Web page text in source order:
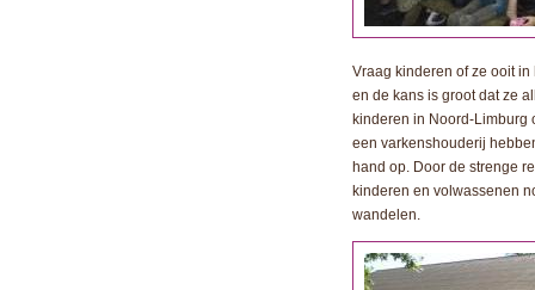
Vraag kinderen of ze ooit
en de kans is groot dat ze
kinderen in Noord-Limburg
een varkenshouderij
hand op. Door de strenge
kinderen en volwassenen
wandelen.